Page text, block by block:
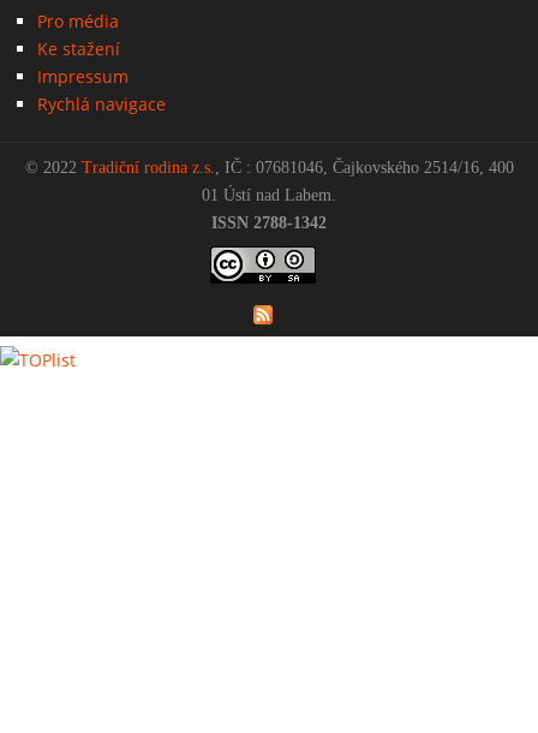
Pro média
Ke stažení
Impressum
Rychlá navigace
© 2022 Tradiční rodina z.s., IČ : 07681046, Čajkovského 2514/16, 400
01 Ústí nad Labem.
ISSN 2788-1342